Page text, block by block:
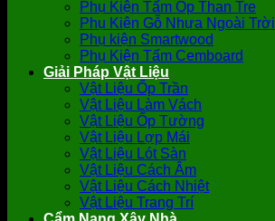
Phụ Kiện Tấm Ốp Than Tre
Phụ Kiện Gỗ Nhựa Ngoài Trời
Phụ kiện Smartwood
Phụ Kiện Tấm Cemboard
Giải Pháp Vật Liệu
Vật Liệu Ốp Trần
Vật Liệu Làm Vách
Vật Liệu Ốp Tường
Vật Liệu Lợp Mái
Vật Liệu Lót Sàn
Vật Liệu Cách Âm
Vật Liệu Cách Nhiệt
Vật Liệu Trang Trí